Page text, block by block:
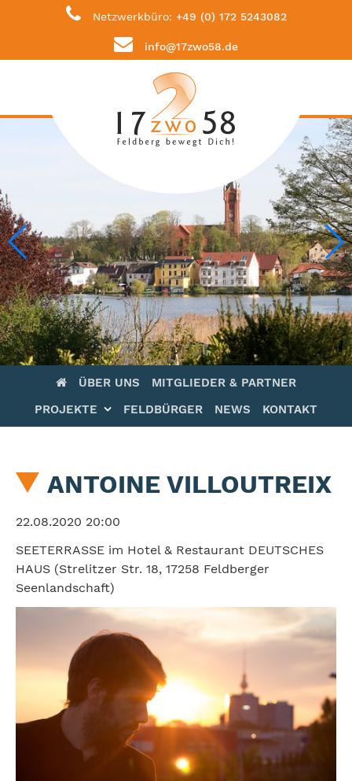
Netzwerkbüro: +49 (0) 172 5243082
info@17zwo58.de
ÜBER UNS
MITGLIEDER & PARTNER
PROJEKTE
FELDBÜRGER NEWS KONTAKT
ANTOINE VILLOUTREIX
22.08.2020 20:00
SEETERRASSE im Hotel & Restaurant DEUTSCHES
HAUS (Strelitzer Str. 18, 17258 Feldberger
Seenlandschaft)